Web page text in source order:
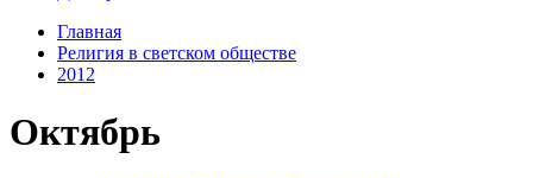
Главная
Религия в светском обществе
2012
Октябрь